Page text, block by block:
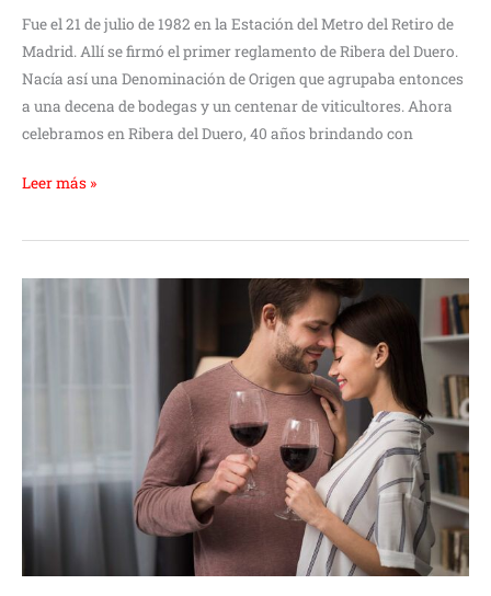
Fue el 21 de julio de 1982 en la Estación del Metro del Retiro de
Madrid. Allí se firmó el primer reglamento de Ribera del Duero.
Nacía así una Denominación de Origen que agrupaba entonces
a una decena de bodegas y un centenar de viticultores. Ahora
celebramos en Ribera del Duero, 40 años brindando con
Leer más »